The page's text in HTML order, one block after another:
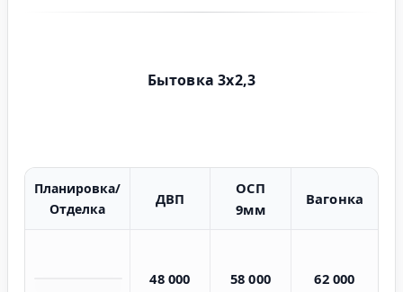
Бытовка 3х2,3
Планировка/
Отделка
ДВП
ОСП
9мм
Вагонка
48 000 58 000 62 000